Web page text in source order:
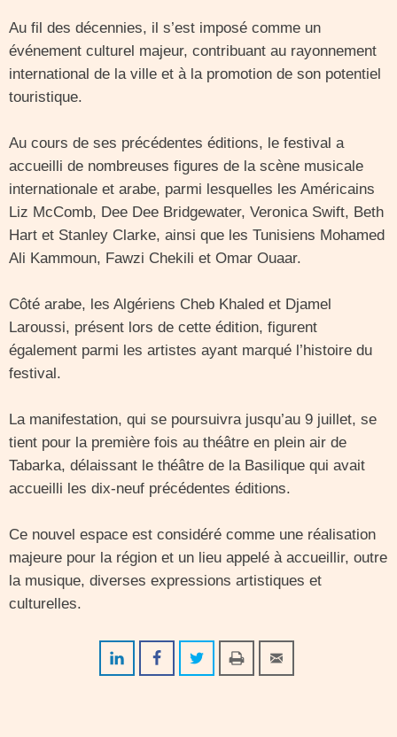
Au fil des décennies, il s’est imposé comme un
événement culturel majeur, contribuant au rayonnement
international de la ville et à la promotion de son potentiel
touristique.
Au cours de ses précédentes éditions, le festival a
accueilli de nombreuses figures de la scène musicale
internationale et arabe, parmi lesquelles les Américains
Liz McComb, Dee Dee Bridgewater, Veronica Swift, Beth
Hart et Stanley Clarke, ainsi que les Tunisiens Mohamed
Ali Kammoun, Fawzi Chekili et Omar Ouaar.
Côté arabe, les Algériens Cheb Khaled et Djamel
Laroussi, présent lors de cette édition, figurent
également parmi les artistes ayant marqué l’histoire du
festival.
La manifestation, qui se poursuivra jusqu’au 9 juillet, se
tient pour la première fois au théâtre en plein air de
Tabarka, délaissant le théâtre de la Basilique qui avait
accueilli les dix-neuf précédentes éditions.
Ce nouvel espace est considéré comme une réalisation
majeure pour la région et un lieu appelé à accueillir, outre
la musique, diverses expressions artistiques et
culturelles.